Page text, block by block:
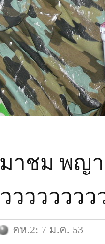
าชม พญา
ววววววว
คห.2: 7 ม.ค. 53